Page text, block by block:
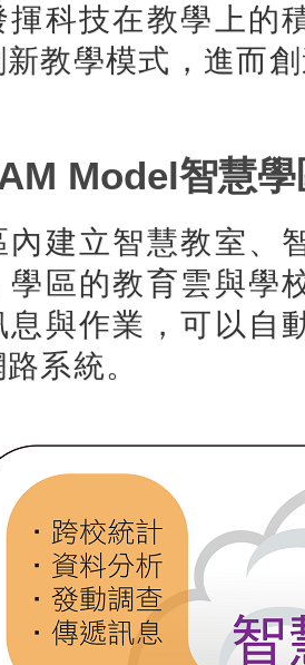
揮科技在教學上的
教學模式，進而
Model智慧
內建立智慧教室、
學區的教育雲與學
息與作業，可以自
系統。